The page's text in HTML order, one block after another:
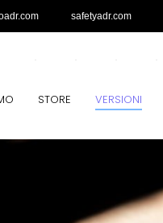
safetyadr.com
STORE VERSIONI